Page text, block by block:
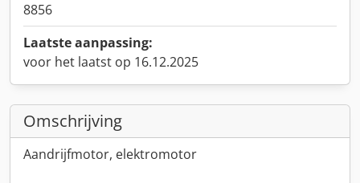
8856
Laatste aanpassing:
voor het laatst op 16.12.2025
Omschrijving
Aandrijfmotor, elektromotor